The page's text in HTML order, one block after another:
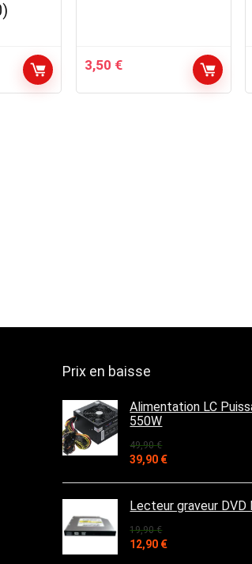
3,50 €
Prix en baisse
Alimentation LC
550W
49,90€
Le
initial
était :
49,90 €.
39,90 €Le
actuel
est :
39,90 €.
Lecteur graveur DVD
19,90€
Le
12,90 €Le